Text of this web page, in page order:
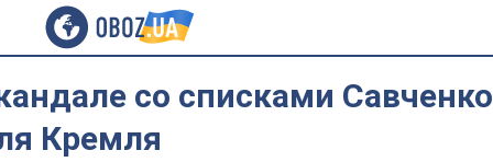
со списками Савченко
Кремля